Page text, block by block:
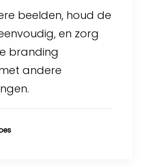
beelden, houd de
en zorg
branding
andere